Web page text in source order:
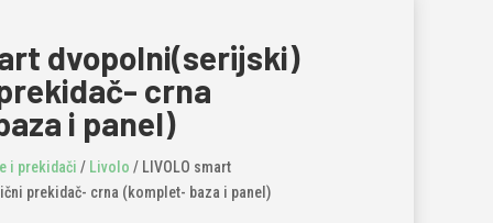
dvopolni(serijski)
crna
i panel)
i prekidači / Livolo / LIVOLO smart
prekidač- crna (komplet- baza i panel)